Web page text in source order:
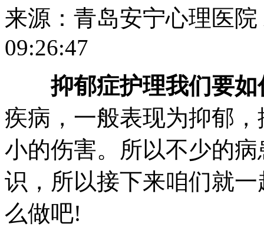
来源：青岛安宁心理医院
09:26:47
抑郁症护理我们要如
疾病，一般表现为抑郁
小的伤害。所以不少的
识，所以接下来咱们就
么做吧!